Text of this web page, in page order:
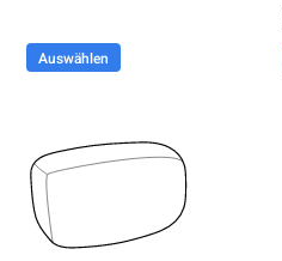
Auswählen